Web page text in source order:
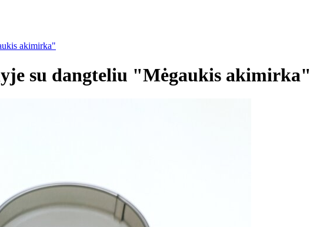
akimirka"
su dangteliu "Mėgaukis akimirka"